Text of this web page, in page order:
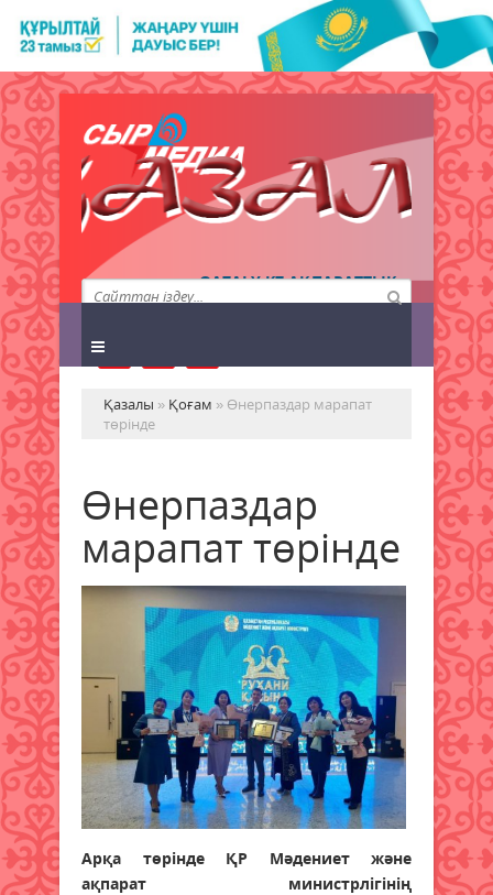
QAZALY.KZ АҚПАРАТТЫҚ
АГЕНТТІГІ
Қазалы » Қоғам » Өнерпаздар марапат
төрінде
Өнерпаздар
марапат төрінде
Арқа төрінде ҚР Мәдениет және
ақпарат министрлігінің